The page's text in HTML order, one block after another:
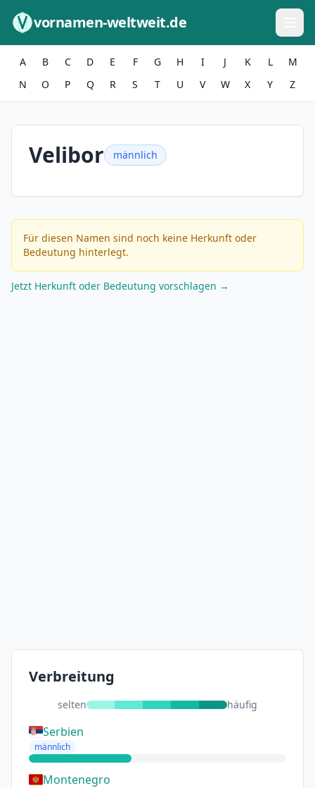
vornamen-weltweit.de
A B C D E F G H I J K L
M
N
O P Q R S T U V W X Y Z
Velibor männlich
Für diesen Namen sind noch keine Herkunft oder
Bedeutung hinterlegt.
Jetzt Herkunft oder Bedeutung vorschlagen →
Verbreitung
selten häufig
Serbien
männlich
Montenegro